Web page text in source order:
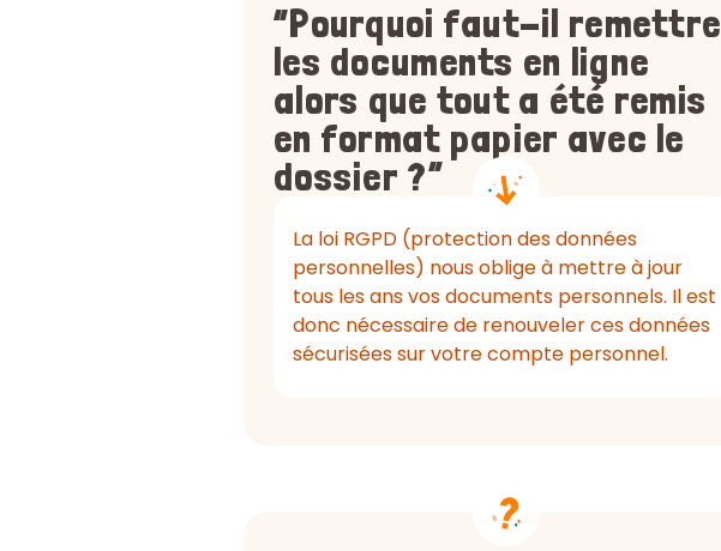
“Pourquoi faut-il remettre
les documents en ligne
alors que tout a été remis
en format papier avec le
dossier ?”
La loi RGPD (protection des données
personnelles) nous oblige à mettre à jour
tous les ans vos documents personnels. Il est
donc nécessaire de renouveler ces données
sécurisées sur votre compte personnel.